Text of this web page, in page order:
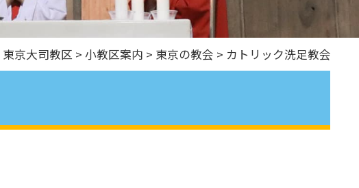
東京大司教区 > ⼩教区案内 > 東京の教会 > カトリック洗足教会